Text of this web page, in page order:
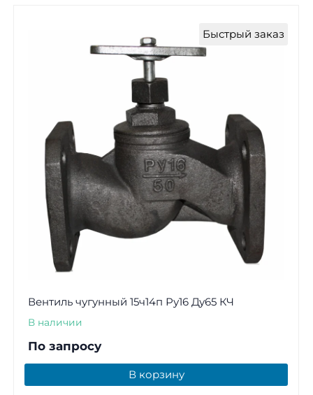
Быстрый заказ
Вентиль чугунный 15ч14п Ру16 Ду65 КЧ
В наличии
По запросу
В корзину